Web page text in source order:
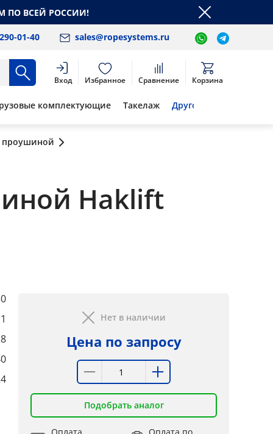
ПО ВСЕЙ РОССИИ!
01-40 sales@ropesystems.ru
Вход Избранное Сравнение Корзина
комплектующие Такелаж Другое
проушиной
Haklift
8
Нет в наличии
Цена по запросу
Подобрать аналог